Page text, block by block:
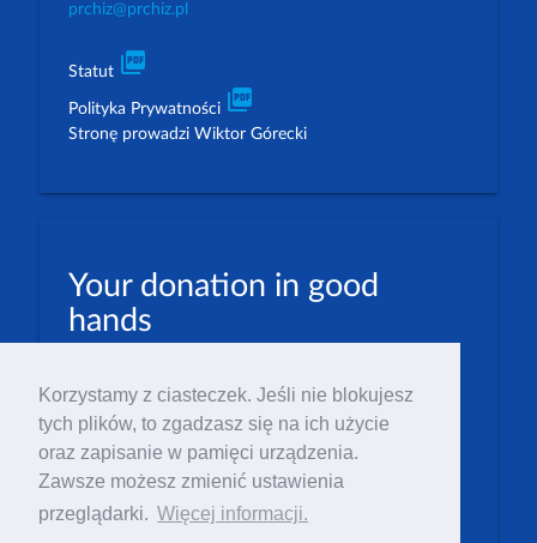
Korzystamy z ciasteczek. Jeśli nie blokujesz
tych plików, to zgadzasz się na ich użycie
oraz zapisanie w pamięci urządzenia.
Zawsze możesz zmienić ustawienia
przeglądarki. Więcej informacji.
prchiz@prchiz.pl
Statut picture_as_pdf
Polityka Prywatności picture_as_pdf
Stronę prowadzi Wiktor Górecki
Your donation in good
hands
EUR: 23 1600 1462 1884 8633 6000 0004
Numer IBAN: PL23 1 600 1462 1884 8633 6000
0004
Numer BIC/SWIFT: PPABPLPK